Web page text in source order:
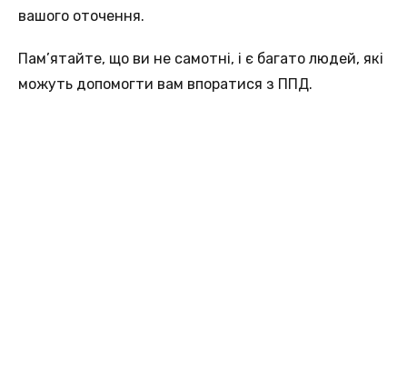
вашого оточення.
Пам’ятайте, що ви не самотні, і є багато людей, які
можуть допомогти вам впоратися з ППД.